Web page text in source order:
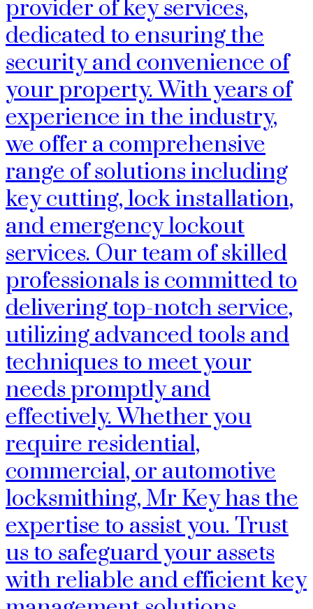
provider of key services,
dedicated to ensuring the
security and convenience of
your property. With years of
experience in the industry,
we offer a comprehensive
range of solutions including
key cutting, lock installation,
and emergency lockout
services. Our team of skilled
professionals is committed to
delivering top-notch service,
utilizing advanced tools and
techniques to meet your
needs promptly and
effectively. Whether you
require residential,
commercial, or automotive
locksmithing, Mr Key has the
expertise to assist you. Trust
us to safeguard your assets
with reliable and efficient key